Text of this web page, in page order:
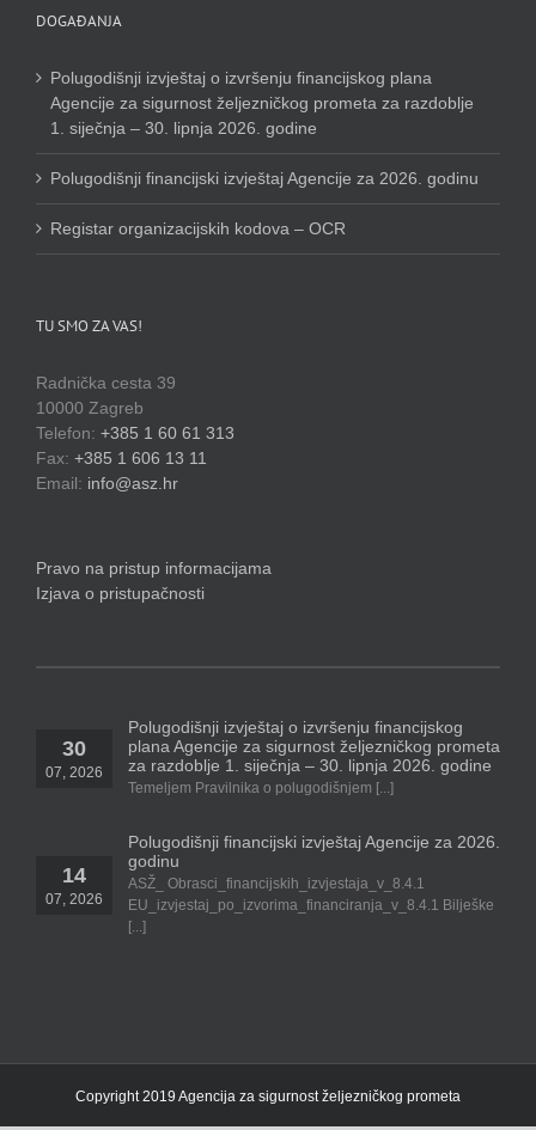
DOGAĐANJA
Polugodišnji izvještaj o izvršenju financijskog plana
Agencije za sigurnost željezničkog prometa za razdoblje
1. siječnja – 30. lipnja 2026. godine
Polugodišnji financijski izvještaj Agencije za 2026. godinu
Registar organizacijskih kodova – OCR
TU SMO ZA VAS!
Radnička cesta 39
10000 Zagreb
Telefon: +385 1 60 61 313
Fax: +385 1 606 13 11
Email: info@asz.hr
Pravo na pristup informacijama
Izjava o pristupačnosti
30
07, 2026
Polugodišnji izvještaj o izvršenju financijskog
plana Agencije za sigurnost željezničkog prometa
za razdoblje 1. siječnja – 30. lipnja 2026. godine
Temeljem Pravilnika o polugodišnjem [...]
14
07, 2026
Polugodišnji financijski izvještaj Agencije za 2026.
godinu
ASŽ_ Obrasci_financijskih_izvjestaja_v_8.4.1
EU_izvjestaj_po_izvorima_financiranja_v_8.4.1 Bilješke
[...]
Copyright 2019 Agencija za sigurnost željezničkog prometa